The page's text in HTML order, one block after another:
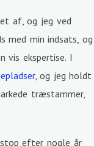
af, og jeg ved
med min indsats, og
vis ekspertise. I
, og jeg holdt
træstammer,
efter nogle år